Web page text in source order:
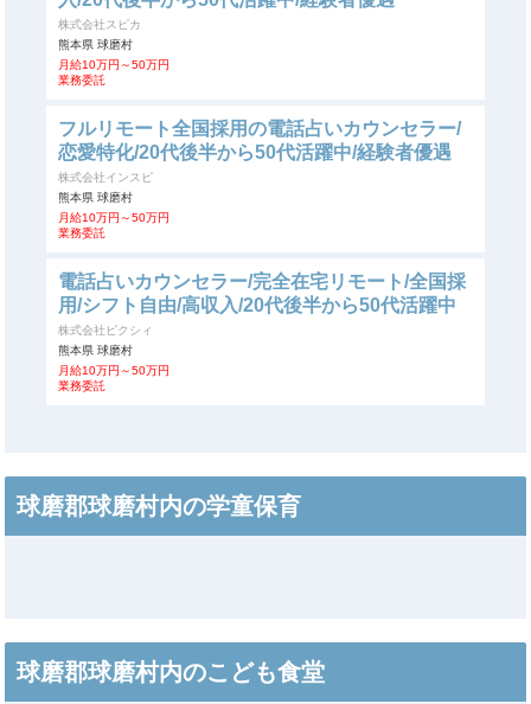
株式会社スピカ
熊本県 球磨村
月給10万円～50万円
業務委託
フルリモート全国採用の電話占いカウンセラー/
恋愛特化/20代後半から50代活躍中/経験者優遇
株式会社インスピ
熊本県 球磨村
月給10万円～50万円
業務委託
電話占いカウンセラー/完全在宅リモート/全国採
用/シフト自由/高収入/20代後半から50代活躍中
株式会社ピクシィ
熊本県 球磨村
月給10万円～50万円
業務委託
球磨郡球磨村内の学童保育
球磨郡球磨村内のこども食堂